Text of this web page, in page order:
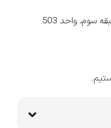
سوم، واحد 503